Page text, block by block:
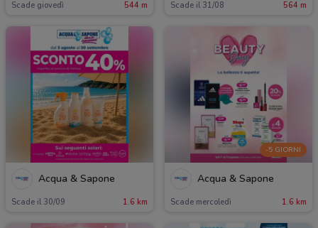
Scade giovedì 544 m Scade il 31/08 564 m
Acqua & Sapone
Scade il 30/09 1.6 km
-5 GIORNI
Acqua & Sapone
Scade mercoledì 1.6 km